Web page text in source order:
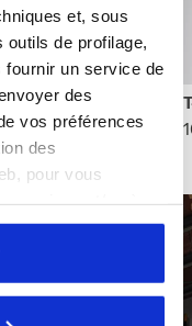
et, sous
de profilage,
fournir un service de
des
vos préférences
des
pour vous
comportement sur
vous consentez à
de profilage,
les journées